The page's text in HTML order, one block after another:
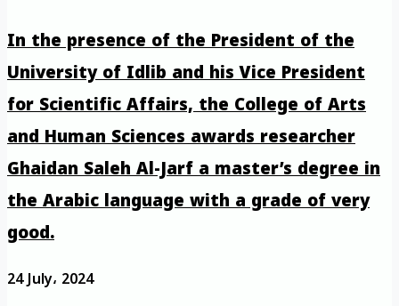
In the presence of the President of the
University of Idlib and his Vice President
for Scientific Affairs, the College of Arts
and Human Sciences awards researcher
Ghaidan Saleh Al-Jarf a master’s degree in
the Arabic language with a grade of very
good.
24 July، 2024